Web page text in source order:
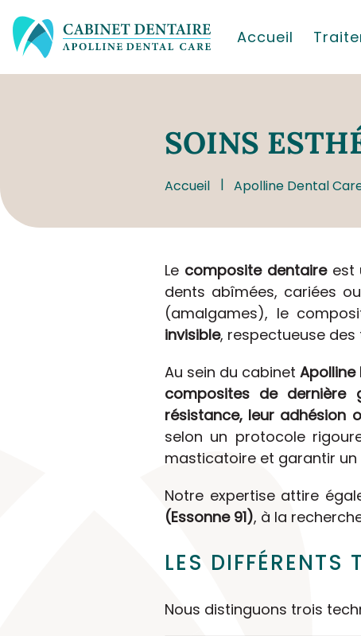
Accueil
SOINS
Accueil Apolline Dental
Le composite dentaireest
dents abîmées, cariées
(amalgames), le
invisible, respectueuse
Au sein du cabinetApolline
composites de dernière
résistance, leur adhésion
selon un protocole
masticatoire et garantir
Notre expertise attire
(Essonne 91), à la
LES DIFFÉRENTS
Nous distinguons trois